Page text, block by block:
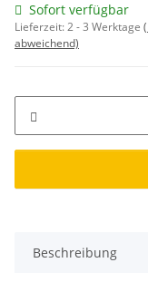
Sofort verfügbar
Lieferzeit:2 - 3 Werktage
abweichend)
Beschreibung